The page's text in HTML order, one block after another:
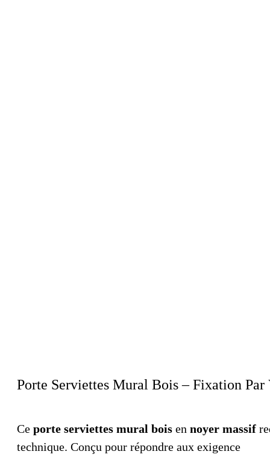
Porte Serviettes Mural Bois – Fixation Par
Ce porte serviettes mural bois en noyer massif
technique. Conçu pour répondre aux exigence